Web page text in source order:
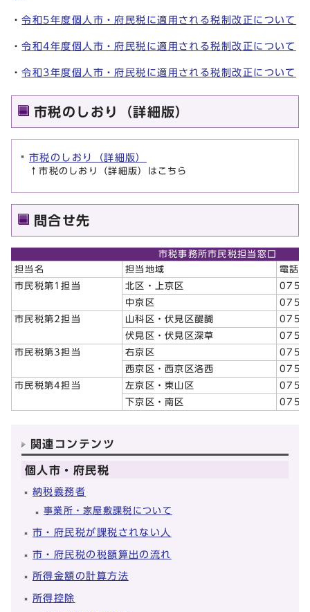
・令和5年度個人市・府民税に適用される税制改正について
・令和4年度個人市・府民税に適用される税制改正について
・令和3年度個人市・府民税に適用される税制改正について
市税のしおり（詳細版）
市税のしおり（詳細版）
↑市税のしおり（詳細版）はこちら
問合せ先
市税事務所市民税担当窓口
担当名
担当地域
電話
市民税第1担当
北区・上京区
中京区
市民税第2担当
山科区・伏見区醍醐
伏見区・伏見区深草
市民税第3担当
右京区
西京区・西京区洛西
市民税第4担当
左京区・東山区
下京区・南区
関連コンテンツ
個人市・府民税
納税義務者
事業所・家屋敷課税について
市・府民税が課税されない人
市・府民税の税額算出の流れ
所得金額の計算方法
所得控除